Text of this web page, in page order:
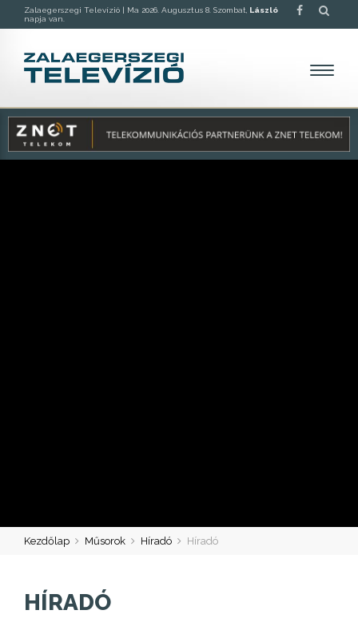
Zalaegerszegi Televízió | Ma 2026. Augusztus 8. Szombat, László
napja van.
Kezdőlap Műsorok Híradó Híradó
HÍRADÓ